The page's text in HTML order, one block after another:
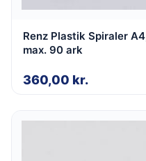
Renz Plastik Spiraler
max. 90 ark
360,00 kr.